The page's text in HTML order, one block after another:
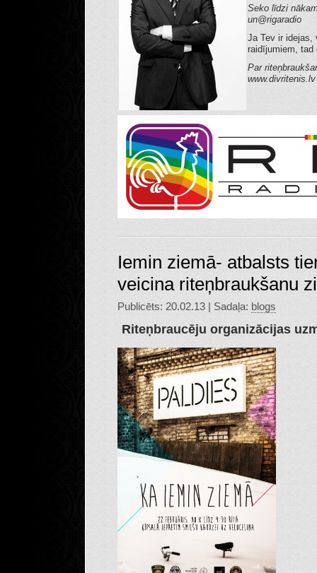
Seko līdzi
un@rigaradio
Ja Tev ir idejas,
raidījumiem,
Par
Iemin ziemā- atbalsts
veicina riteņbraukšanu
Publicēts: 20.02.13 | Sadaļa: blogs
Riteņbraucēju organizācijas